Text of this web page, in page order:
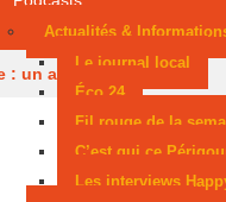
Actualités &
Le journal local
Éco 24
Fil rouge de la
C’est qui ce
Les interviews
: un adolescent évacué
Le centre équestre de